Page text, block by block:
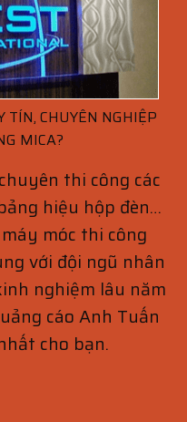
CHUYÊN NGHIỆP
MICA?
thi công các
hiệu hộp đèn…
móc thi công
với đội ngũ nhân
nghiệm lâu năm
cáo Anh Tuấn
cho bạn.